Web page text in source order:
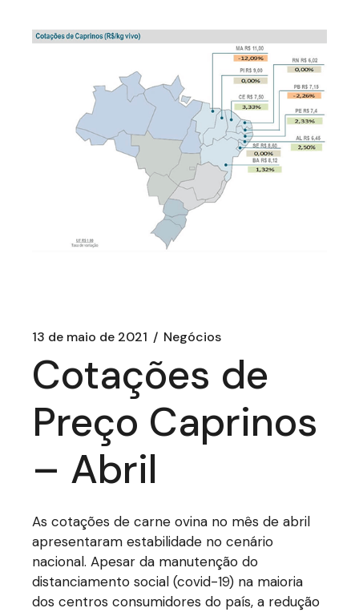
13 de maio de 2021 Negócios
Cotações de
Preço Caprinos
– Abril
As cotações de carne ovina no mês de abril
apresentaram estabilidade no cenário
nacional. Apesar da manutenção do
distanciamento social (covid-19) na maioria
dos centros consumidores do país, a redução